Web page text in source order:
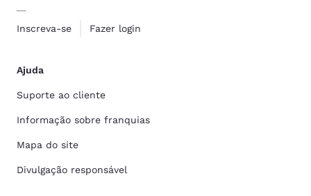
Inscreva-se Fazer login
Ajuda
Suporte ao cliente
Informação sobre franquias
Mapa do site
Divulgação responsável